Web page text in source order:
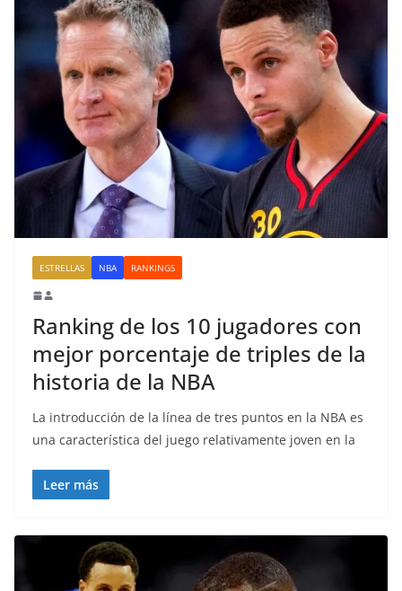
ESTRELLAS NBA RANKINGS
Ranking de los 10 jugadores con
mejor porcentaje de triples de la
historia de la NBA
La introducción de la línea de tres puntos en la NBA es
una característica del juego relativamente joven en la
Leer más